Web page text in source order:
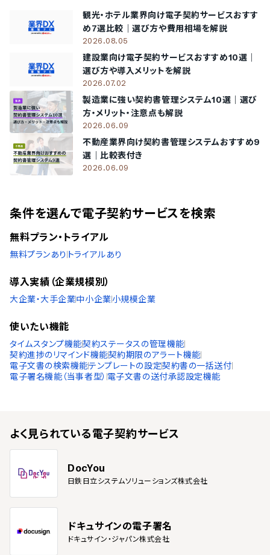
株式会社モンスターラボ/ 株式会社LIXILホームファイナン
ス/株式会社ミヤビ・コーポレーション/株式会社大和ネク
スト銀行
Film Solutions株式会社
株式会社サンスタッフ
観光・ホテル業界向け電子契約サービスおすす
め7選比較｜選び方や費用相場を解説
2026.08.05
建設業向け電子契約サービスおすすめ10選｜
選び方や導入メリットを解説
2026.07.02
製造業に強い契約書管理システム10選｜選び
方・メリット・注意点も解説
2026.06.09
不動産業界向け契約書管理システムおすすめ9
選｜比較表付き
2026.06.09
条件を選んで電子契約サービスを検索
無料プラン・トライアル
無料プランあり トライアルあり
導入実績（企業規模別）
大企業・大手企業中小企業小規模企業
使いたい機能
タイムスタンプ機能契約ステータスの管理機能
契約進捗のリマインド機能契約期限のアラート機能
電子文書の検索機能テンプレートの設定契約書の一括送付
電子署名機能（当事者型） 電子文書の送付承認設定機能
よく見られている電子契約サービス
DocYou
日鉄日立システムソリューションズ株式会社
ドキュサインの電子署名
ドキュサイン・ジャパン株式会社